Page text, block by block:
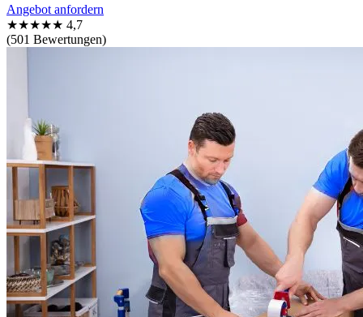
Angebot anfordern
★★★★★ 4,7
(501 Bewertungen)